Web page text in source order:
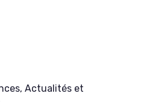
Actualités et